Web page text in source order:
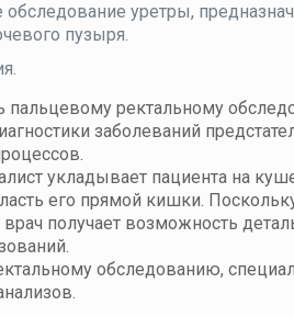
уретры,
пузыря.
пальцевому ректальному
заболеваний
укладывает пациента на
его прямой кишки.
получает возможность
обследованию,